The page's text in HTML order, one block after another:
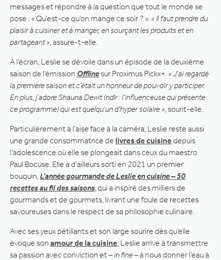
messages et répondre à la question que tout le monde se
pose : « Qu’est-ce qu’on mange ce soir ? ». « Il faut prendre du
plaisir à cuisiner et à manger, en sourçant les produits et en
partageant » , assure-t-elle.
À l’écran, Leslie se dévoile dans un épisode de la deuxième
saison de l’émission Offlinesur Proximus Pickx+. « J’ai regardé
la première saison et c’était un honneur de pouvoir y participer.
En plus, j’adore Shauna Dewit (ndlr : l’influenceuse qui présente
ce programme) qui est quelqu’un d’hyper solaire » , sourit-elle.
Particulièrement à l’aise face à la caméra, Leslie reste aussi
une grande consommatrice de livres de cuisine depuis
l’adolescence où elle se plongeait dans ceux du maestro
Paul Bocuse. Elle a d’ailleurs sorti en 2021 un premier
bouquin, L’année gourmande deLeslie en cuisine – 50
recettes au fil des saisons , qui a inspiré des milliers de
gourmands et de gourmets, livrant une foule de recettes
savoureuses dans le respect de sa philosophie culinaire.
Avec ses yeux pétillants et son large sourire dès qu’elle
évoque son amour de la cuisine , Leslie arrive à transmettre
sa passion avec conviction et –in fine– à nous donner l’eau à